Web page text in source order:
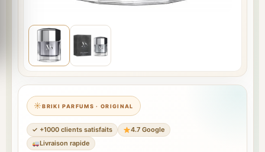
BRIKI PARFUMS · ORIGINAL
✓ +1000 clients satisfaits
4.7 Google
Livraison rapide